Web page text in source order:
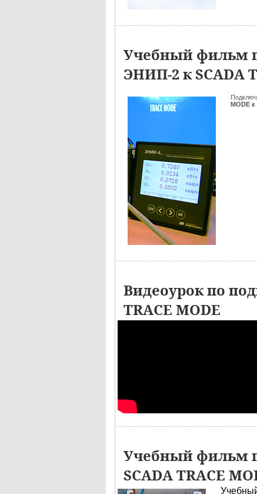
Учебный фильм
ЭНИП-2 к SCADA
MODE к
Видеоурок по
TRACE MODE
Учебный фильм
SCADA TRACE